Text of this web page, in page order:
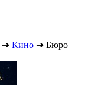
➔ Кино ➔ Бюро